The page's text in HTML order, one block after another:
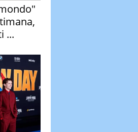
...